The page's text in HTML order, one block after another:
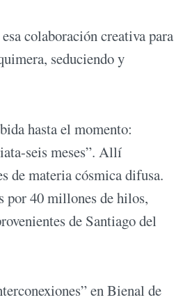
colaboración creativa para
seduciendo y
hasta el momento:
seis meses”. Allí
de materia cósmica difusa.
por 40 millones de hilos,
de Santiago del
en Bienal de